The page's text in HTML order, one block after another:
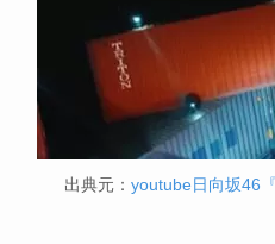
出典元： youtube日向坂46